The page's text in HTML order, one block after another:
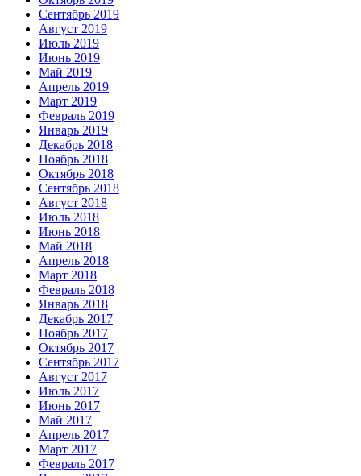
Сентябрь 2019
Август 2019
Июль 2019
Июнь 2019
Май 2019
Апрель 2019
Март 2019
Февраль 2019
Январь 2019
Декабрь 2018
Ноябрь 2018
Октябрь 2018
Сентябрь 2018
Август 2018
Июль 2018
Июнь 2018
Май 2018
Апрель 2018
Март 2018
Февраль 2018
Январь 2018
Декабрь 2017
Ноябрь 2017
Октябрь 2017
Сентябрь 2017
Август 2017
Июль 2017
Июнь 2017
Май 2017
Апрель 2017
Март 2017
Февраль 2017